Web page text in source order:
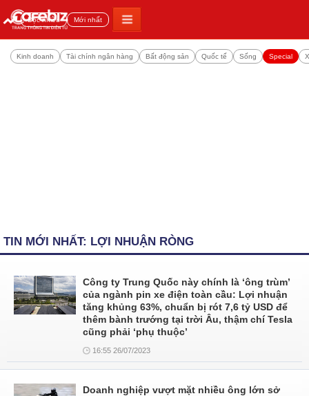
Đọc nhiều Mới nhất
Kinh doanh Tài chính ngân hàng Bất động sản Quốc tế Sống Special
TIN MỚI NHẤT: LỢI NHUẬN RÒNG
Công ty Trung Quốc này chính là ‘ông trùm’
của ngành pin xe điện toàn cầu: Lợi nhuận
tăng khủng 63%, chuẩn bị rót 7,6 tỷ USD để
thêm bành trướng tại trời Âu, thậm chí Tesla
cũng phải ‘phụ thuộc’
16:55 26/07/2023
Doanh nghiệp vượt mặt nhiều ông lớn sở